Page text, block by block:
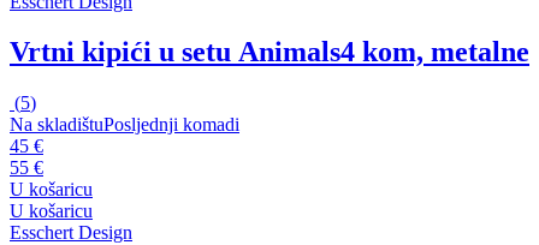
Vrtni kipići u setu Animals4 kom, metalne
(5)
Na skladištuPosljednji komadi
45 €
55 €
U košaricu
U košaricu
Esschert Design